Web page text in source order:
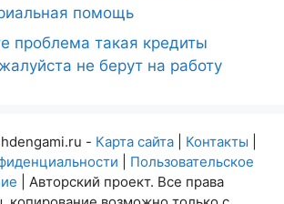
помощь
проблема такая кредиты
не берут на работу
- Карта сайта| Контакты
Пользовательское
| Авторский проект. Все права